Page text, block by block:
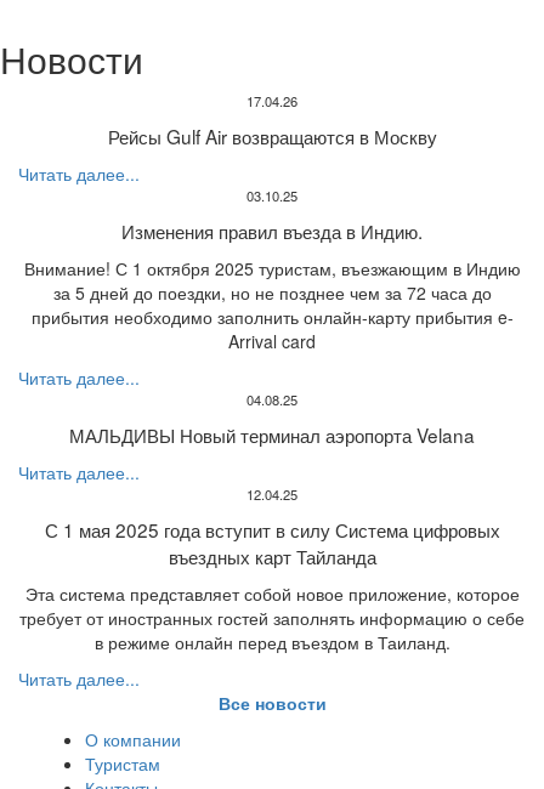
Новости
17.04.26
Рейсы Gulf Air возвращаются в Москву
Читать далее...
03.10.25
Изменения правил въезда в Индию.
Внимание! С 1 октября 2025 туристам, въезжающим в Индию
за 5 дней до поездки, но не позднее чем за 72 часа до
прибытия необходимо заполнить онлайн-карту прибытия e-
Arrival card
Читать далее...
04.08.25
МАЛЬДИВЫ Новый терминал аэропорта Velana
Читать далее...
12.04.25
С 1 мая 2025 года вступит в силу Система цифровых
въездных карт Тайланда
Эта система представляет собой новое приложение, которое
требует от иностранных гостей заполнять информацию о себе
в режиме онлайн перед въездом в Таиланд.
Читать далее...
Все новости
О компании
Туристам